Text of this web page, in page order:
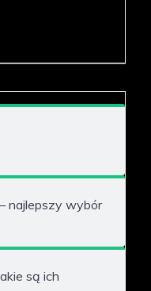
najlepszy wybór
są ich